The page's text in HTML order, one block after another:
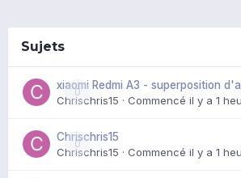
Sujets
0
xiaomi Redmi A3 - superposition
Chrischris15 · Commencé il y a 1
0
Chrischris15
Chrischris15 · Commencé il y a 1